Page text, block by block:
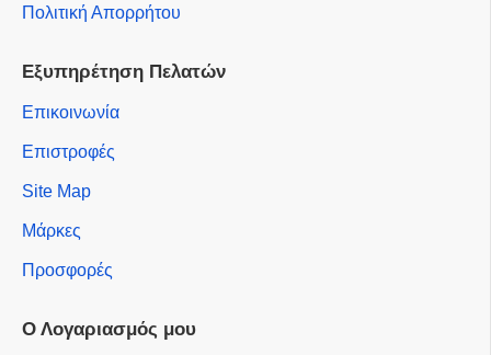
Πολιτική Απορρήτου
Εξυπηρέτηση Πελατών
Επικοινωνία
Επιστροφές
Site Map
Μάρκες
Προσφορές
Ο Λογαριασμός μου